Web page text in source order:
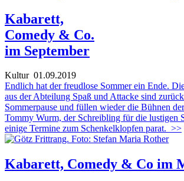
Kabarett,
Comedy & Co.
im September
Kultur01.09.2019
Endlich hat der freudlose Sommer ein Ende.
aus der Abteilung Spaß und Attacke sind
Sommerpause und füllen wieder die Bühnen
Tommy Wurm, der Schreibling für die lustigen
einige Termine zum Schenkelklopfen parat. >>
Kabarett, Comedy & Co im